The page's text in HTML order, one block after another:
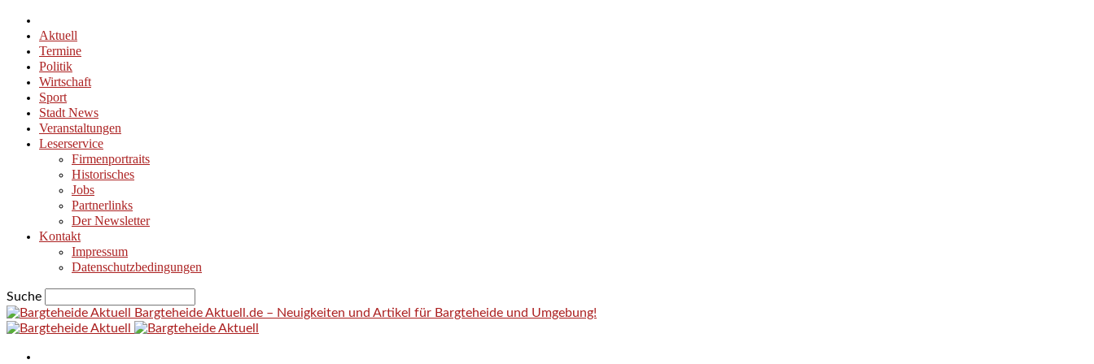
Aktuell
Termine
Politik
Wirtschaft
Sport
Stadt News
Veranstaltungen
Leserservice
Firmenportraits
Historisches
Jobs
Partnerlinks
Der Newsletter
Kontakt
Impressum
Datenschutzbedingungen
Suche
Bargteheide Aktuell.de – Neuigkeiten und Artikel für Bargteheide und Umgebung!